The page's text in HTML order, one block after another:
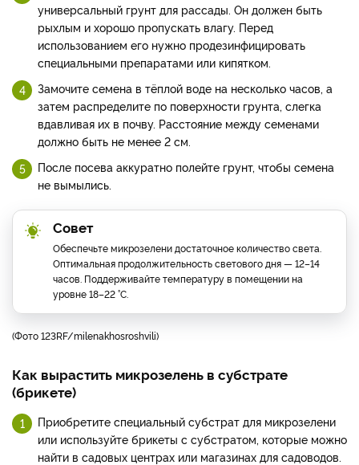
универсальный грунт для рассады. Он должен быть
рыхлым и хорошо пропускать влагу. Перед
использованием его нужно продезинфицировать
специальными препаратами или кипятком.
Замочите семена в тёплой воде на несколько часов, а
затем распределите по поверхности грунта, слегка
вдавливая их в почву. Расстояние между семенами
должно быть не менее 2 см.
После посева аккуратно полейте грунт, чтобы семена
не вымылись.
Совет
Обеспечьте микрозелени достаточное количество света.
Оптимальная продолжительность светового дня — 12–14
часов. Поддерживайте температуру в помещении на
уровне 18–22 °C.
(фото 123RF/milenakhosroshvili)
Как вырастить микрозелень в субстрате
(брикете)
Приобретите специальный субстрат для микрозелени
или используйте брикеты с субстратом, которые можно
найти в садовых центрах или магазинах для садоводов.